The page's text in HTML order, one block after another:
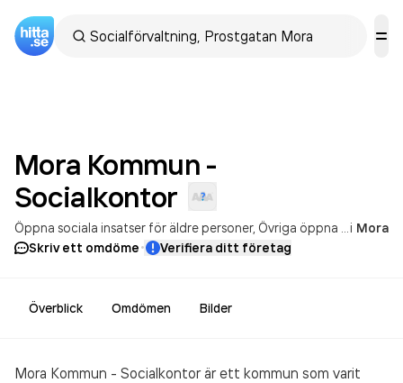
Mora Kommun -
Socialkontor
Öppna sociala insatser för äldre personer Övriga öppna sociala insatser för vuxna i Mora
Skriv ett omdöme· Verifiera ditt företag
Överblick Omdömen Bilder
Mora Kommun - Socialkontor är ett kommun som varit